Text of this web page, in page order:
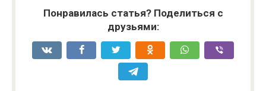
Понравилась статья? Поделиться с
друзьями: